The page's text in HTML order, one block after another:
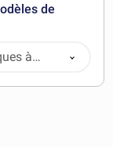
de
à